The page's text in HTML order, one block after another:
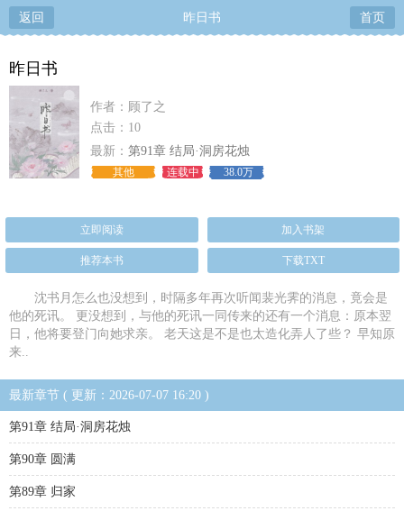
返回 昨日书 首页
昨日书
作者：顾了之
点击：10
最新： 第91章 结局·洞房花烛
其他 连载中 38.0万
立即阅读 加入书架
推荐本书 下载TXT
沈书月怎么也没想到，时隔多年再次听闻裴光霁的消息，竟会是
他的死讯。 更没想到，与他的死讯一同传来的还有一个消息：原本翌
日，他将要登门向她求亲。 老天这是不是也太造化弄人了些？ 早知原
来..
最新章节 ( 更新：2026-07-07 16:20 )
第91章 结局·洞房花烛
第90章 圆满
第89章 归家